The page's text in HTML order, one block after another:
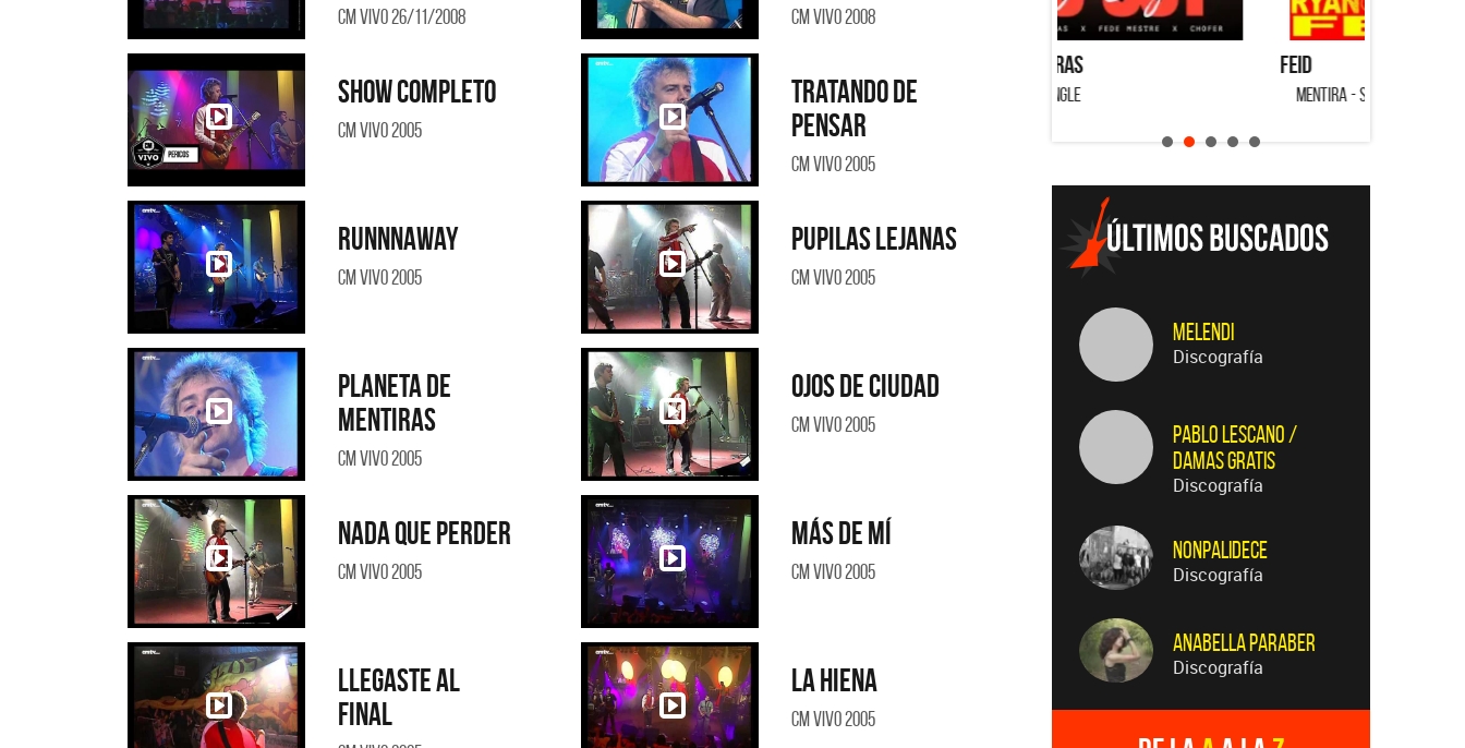
CM Vivo 26/11/2008 CM Vivo 2008
Show completo
CM Vivo 2005
Tratando de
pensar
CM Vivo 2005
Runnnaway
CM Vivo 2005
Pupilas lejanas
CM Vivo 2005
Planeta de
mentiras
CM Vivo 2005
Ojos de ciudad
CM Vivo 2005
Nada que perder
CM Vivo 2005
Más de mí
CM Vivo 2005
Llegaste al
final
La hiena
CM Vivo 2005
SI NO ES CON VOS - SINGLE YO SOY - SINGLE
Feid
Melendi
Discografía
Pablo Lescano /
Damas Gratis
Discografía
Nonpalidece
Discografía
Anabella Paraber
Discografía